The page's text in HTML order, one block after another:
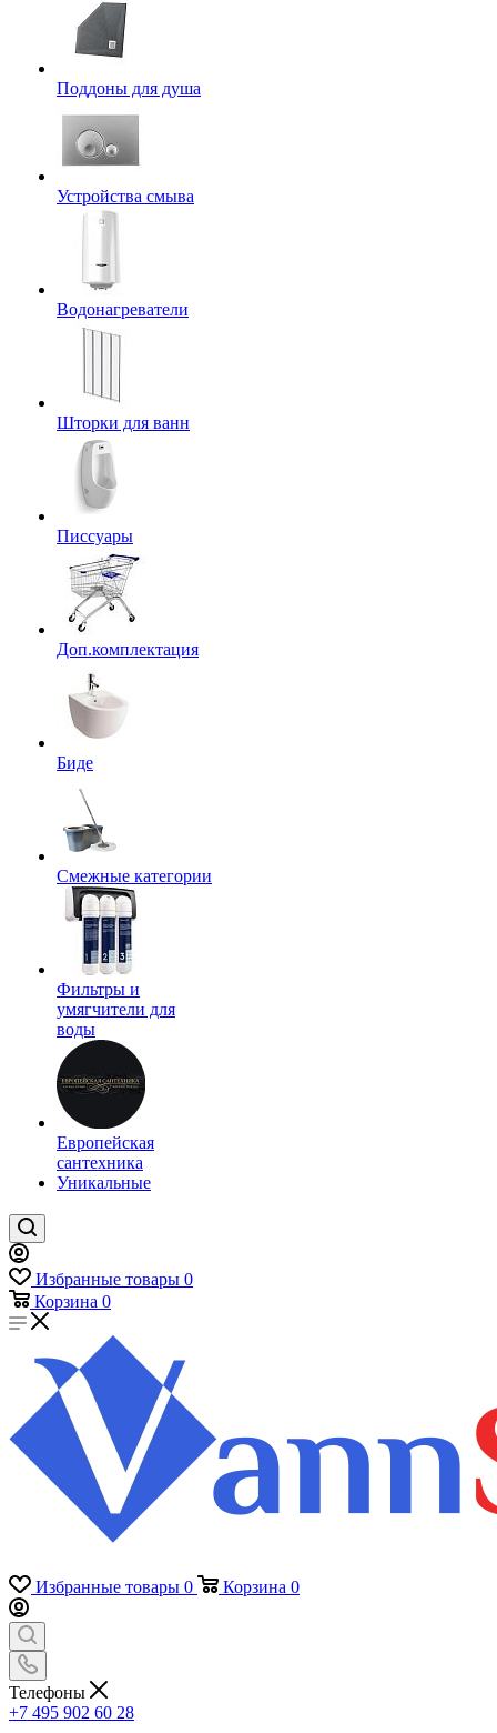
Поддоны для душа
Устройства смыва
Водонагреватели
Шторки для ванн
Писсуары
Доп.комплектация
Биде
Смежные категории
Фильтры и
умягчители для
воды
Европейская
сантехника
Уникальные
Избранные товары 0
Корзина 0
Избранные товары 0 Корзина 0
Телефоны
+7 495 902 60 28